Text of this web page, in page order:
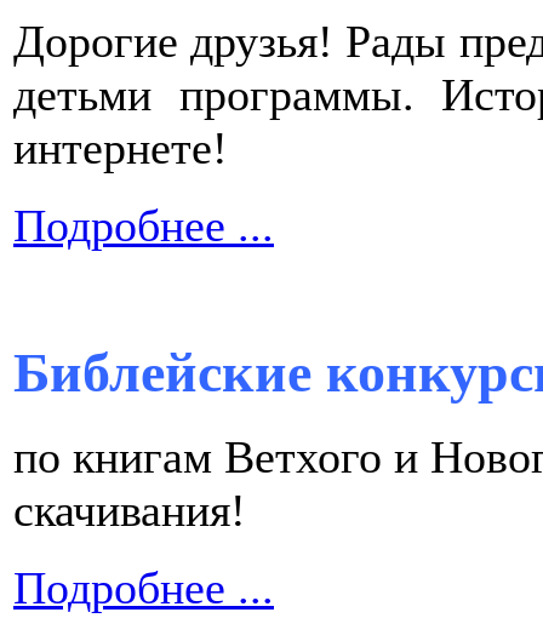
Дорогие друзья! Рады
детьми программы.
интернете!
Подробнее ...
Библейские
по книгам Ветхого и
скачивания!
Подробнее ...